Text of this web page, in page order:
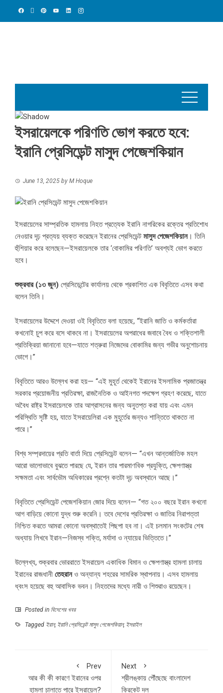
ইসরায়েলকে পরিণতি ভোগ করতে হবে:
ইরানি প্রেসিডেন্ট মাসুদ পেজেশকিয়ান
June 13, 2025 by M Hoque
ইসরায়েলের সাম্প্রতিক হামলায় নিহত প্রত্যেক ইরানি নাগরিকের রক্তের প্রতিশোধ
নেওয়ার দৃঢ় প্রত্যয় ব্যক্ত করেছেন ইরানের প্রেসিডেন্ট মাসুদ পেজেশকিয়ান। তিনি
হুঁশিয়ার করে বলেছেন—ইসরায়েলকে তার ‘বোকামির পরিণতি’ অবশ্যই ভোগ করতে
হবে।
শুক্রবার(১৩ জুন) প্রেসিডেন্টের কার্যালয় থেকে প্রকাশিত এক বিবৃতিতে এসব কথা
বলেন তিনি।
ইসরায়েলের উদ্দেশে দেওয়া ওই বিবৃতিতে বলা হয়েছে, “ইরানি জাতি ও কর্মকর্তারা
কখনোই চুপ করে বসে থাকবে না। ইসরায়েলের অপরাধের জবাবে বৈধ ও শক্তিশালী
প্রতিক্রিয়া জানানো হবে—যাতে শত্রুরা নিজেদের বোকামির জন্য গভীর অনুশোচনায়
ভোগে।”
বিবৃতিতে আরও উল্লেখ করা হয়— “এই মুহূর্ত থেকেই ইরানের ইসলামিক প্রজাতন্ত্র
সরকার প্রয়োজনীয় প্রতিরক্ষা, রাজনৈতিক ও আইনগত পদক্ষেপ গ্রহণ করেছে, যাতে
অবৈধ রাষ্ট্র ইসরায়েলকে তার আগ্রাসনের জন্য অনুতপ্ত করা যায় এবং এমন
পরিস্থিতি সৃষ্টি হয়, যাতে ইসরায়েলিরা এক মুহূর্তের জন্যও শান্তিতে থাকতে না
পারে।”
বিশ্ব সম্প্রদায়ের প্রতি বার্তা দিয়ে প্রেসিডেন্ট বলেন— “এখন আন্তর্জাতিক মহল
আরো ভালোভাবে বুঝতে পারছে যে, ইরান তার পারমাণবিক প্রযুক্তি, ক্ষেপণাস্ত্র
সক্ষমতা এবং সার্বভৌম অধিকারের প্রশ্নে কতটা দৃঢ় অবস্থানে আছে।”
বিবৃতিতে প্রেসিডেন্ট পেজেশকিয়ান জোর দিয়ে বলেন— “গত ২০০ বছরে ইরান কখনো
আগ বাড়িয়ে কোনো যুদ্ধ শুরু করেনি। তবে দেশের প্রতিরক্ষা ও জাতির নিরাপত্তা
নিশ্চিত করতে আমরা কোনো অবস্থাতেই পিছপা হব না। এই চলমান সংকটের শেষ
অধ্যায় লিখবে ইরান—নিজস্ব শক্তি, মর্যাদা ও ন্যায়ের ভিত্তিতে।”
উল্লেখ্য, শুক্রবার ভোররাতে ইসরায়েল একাধিক বিমান ও ক্ষেপণাস্ত্র হামলা চালায়
ইরানের রাজধানী তেহরানও অন্যান্য শহরের সামরিক স্থাপনায়। এসব হামলায়
ধ্বংস হয়েছে বহু আবাসিক ভবন। নিহতদের মধ্যে নারী ও শিশুরাও রয়েছেন।
Posted in বিদেশের খবর
Tagged ইরান, ইরানি প্রেসিডেন্ট মাসুদ পেজেশকিয়ান, ইসরাইল
Prev
আর কী কী কারণে ইরানের ওপর
হামলা চালাতে পারে ইসরায়েল?
Next
শ্রীলঙ্কায় পৌঁছেছে বাংলাদেশ
ক্রিকেট দল